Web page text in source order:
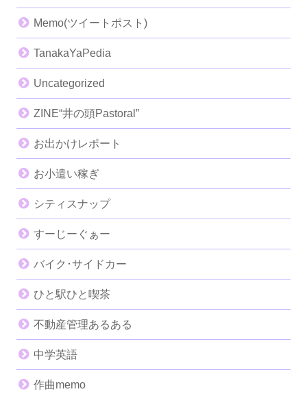
Memo(ツイートポスト)
TanakaYaPedia
Uncategorized
ZINE“井の頭Pastoral”
お出かけレポート
お小遣い稼ぎ
シティスナップ
すーじーぐぁー
バイク･サイドカー
ひと駅ひと喫茶
不動産管理あるある
中学英語
作曲memo